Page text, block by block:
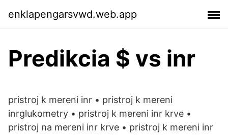
enklapengarsvwd.web.app
Predikcia $ vs inr
pristroj k mereni inr • pristroj k mereni
inrglukometry • pristroj k mereni inr krve •
pristroj na mereni inr krve • pristroj k mereni inr